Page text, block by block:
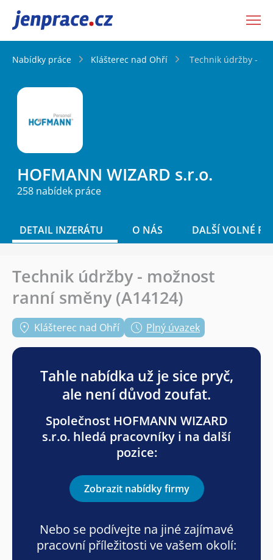
JenPráce.cz
Nabídky práce Klášterec nad Ohří Technik údržby -
HOFMANN WIZARD s.r.o.
258 nabídek práce
DETAIL INZERÁTU O NÁS DALŠÍ VOLNÉ
Technik údržby - možnost
ranní směny (A14124)
Klášterec nad Ohří Plný úvazek
Tahle nabídka už je sice pryč,
ale není důvod zoufat.
Společnost HOFMANN WIZARD
s.r.o. hledá pracovníky i na další
pozice:
Zobrazit nabídky firmy
Nebo se podívejte na jiné zajímavé
pracovní příležitosti ve vašem okolí: